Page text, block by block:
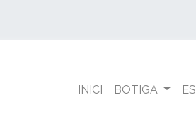
INICI BOTIGA